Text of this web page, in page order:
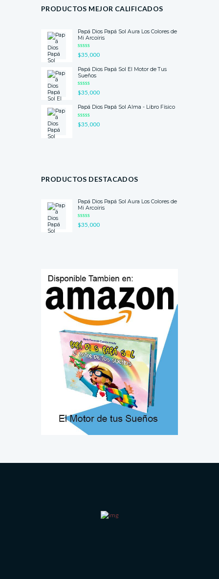
PRODUCTOS MEJOR CALIFICADOS
Papá Dios Papá Sol Aura Los Colores de
Mi Arcoíris
DO CON
5.00DE 5
$35,000
Papá Dios Papá Sol El Motor de Tus
Sueños
DO CON
4.75DE
$35,000
Papá Dios Papá Sol Alma - Libro Físico
DO CON
4.50DE
$35,000
PRODUCTOS DESTACADOS
Papá Dios Papá Sol Aura Los Colores de
Mi Arcoíris
DO CON
5.00DE 5
$35,000